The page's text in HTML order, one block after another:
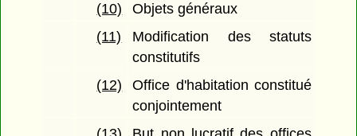
(10)
Objets généraux
(11)
Modification des statuts
constitutifs
(12)
Office d'habitation constitué
conjointement